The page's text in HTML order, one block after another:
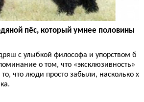
пёс, который умнее половины
с улыбкой философа и упорством б
о том, что «эксклюзивность»
что люди просто забыли, насколько х